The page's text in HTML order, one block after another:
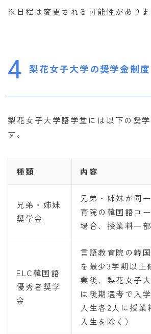
※日程は変更される可能性がありま
4 梨花女子大学の奨学金制度
梨花女子大学語学堂には以下の奨
す。
種類 内容
兄弟・姉妹
奨学金
兄弟・姉妹が同
育院の韓国語コ
場合、授業料一
ELC韓国語
優秀者奨学
金
言語教育院の韓
を最少3学期以上
業後、梨花女子
は後期選考で入
入生各2人に授
入生を除く）